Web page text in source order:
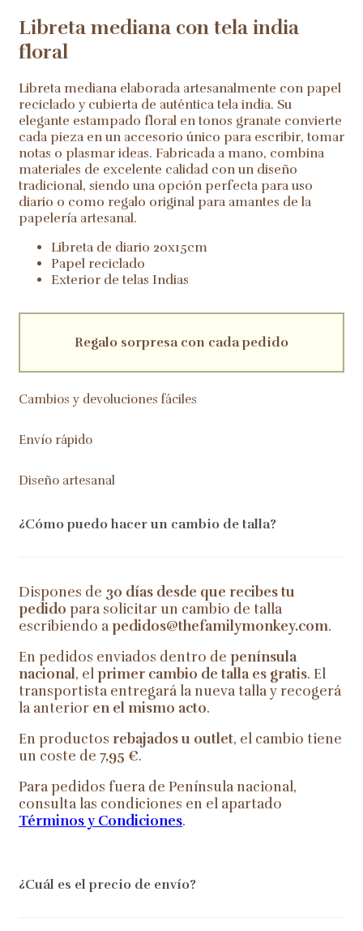
Libreta mediana con tela india
floral
Libreta mediana elaborada artesanalmente con papel
reciclado y cubierta de auténtica tela india. Su
elegante estampado floral en tonos granate convierte
cada pieza en un accesorio único para escribir, tomar
notas o plasmar ideas. Fabricada a mano, combina
materiales de excelente calidad con un diseño
tradicional, siendo una opción perfecta para uso
diario o como regalo original para amantes de la
papelería artesanal.
Libreta de diario 20x15cm
Papel reciclado
Exterior de telas Indias
Regalo sorpresa con cada pedido
Cambios y devoluciones fáciles
Envío rápido
Diseño artesanal
¿Cómo puedo hacer un cambio de talla?
Dispones de 30 días desde que recibes tu
pedido para solicitar un cambio de talla
escribiendo apedidos@thefamilymonkey.com.
En pedidos enviados dentro de península
nacional, elprimer cambio de talla es gratis. El
transportista entregará la nueva talla y recogerá
la anterior en el mismo acto.
En productos rebajados u outlet, el cambio tiene
un coste de 7,95 €.
Para pedidos fuera de Península nacional,
consulta las condiciones en el apartado
Términos y Condiciones.
¿Cuál es el precio de envío?